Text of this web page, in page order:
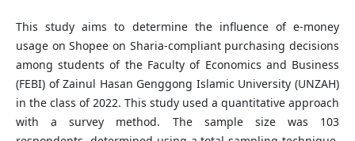
This study aims to determine the influence of e-money
usage on Shopee on Sharia-compliant purchasing decisions
among students of the Faculty of Economics and Business
(FEBI) of Zainul Hasan Genggong Islamic University (UNZAH)
in the class of 2022. This study used a quantitative approach
with a survey method. The sample size was 103